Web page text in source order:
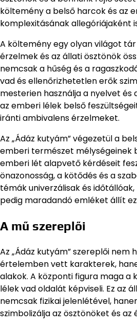
költemény a belső harcok és az
komplexitásának allegóriájaként
A költemény egy olyan világot
érzelmek és az állati ösztönök
nemcsak a hűség és a
vad és ellenőrizhetetlen erők
mesterien használja a nyelvet és
az emberi lélek belső
iránti ambivalens érzelmeket.
Az „Ádáz kutyám” végezetül a
emberi természet mélységeinek
emberi lét alapvető kérdéseit
önazonosság, a kötődés és a
témák univerzálisak és
pedig maradandó emléket állít
A mű szereplői
Az „Ádáz kutyám” szereplői nem
értelemben vett karakterek,
alakok. A központi figura maga a
lélek vad oldalát képviseli. Ez az
nemcsak fizikai jelenlétével,
szimbolizálja az ösztönöket és az